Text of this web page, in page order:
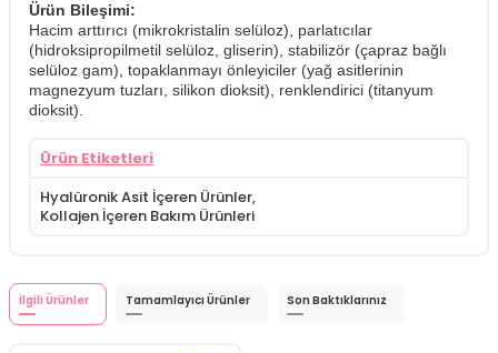
Ürün Bileşimi:
Hacim arttırıcı (mikrokristalin selüloz), parlatıcılar
(hidroksipropilmetil selüloz, gliserin), stabilizör (çapraz bağlı
selüloz gam), topaklanmayı önleyiciler (yağ asitlerinin
magnezyum tuzları, silikon dioksit), renklendirici (titanyum
dioksit).
Ürün Etiketleri
Hyalüronik Asit İçeren Ürünler,
Kollajen İçeren Bakım Ürünleri
İlgili Ürünler Tamamlayıcı Ürünler Son Baktıklarınız